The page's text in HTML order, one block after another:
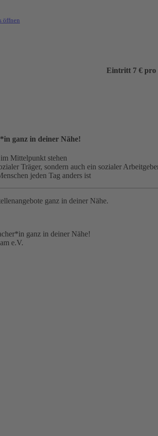
öffnen
Eintritt 7 €
ganz in deiner Nähe!
Mittelpunkt stehen
Träger, sondern auch ein sozialer
jeden Tag anders ist
ganz in deiner Nähe.